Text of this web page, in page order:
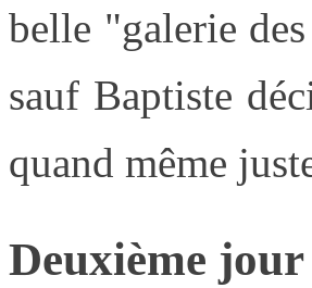
belle "galerie
sauf Baptiste
quand même
Deuxième